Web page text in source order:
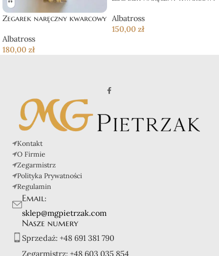
Zegarek naręczny kwarcowy
Albatross
180,00 zł
Albatross
150,00 zł
Kontakt
O Firmie
Zegarmistrz
Polityka Prywatności
Regulamin
Email:
sklep@mgpietrzak.com
Nasze numery
Sprzedaż: +48 691 381 790
Zegarmistrz: +48 603 035 854